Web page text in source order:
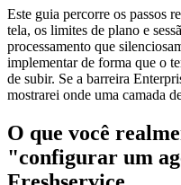
Este guia percorre os passos
tela, os limites de plano e
processamento que
implementar de forma que o
de subir. Se a barreira
mostrarei onde uma camada
O que você
"configurar um